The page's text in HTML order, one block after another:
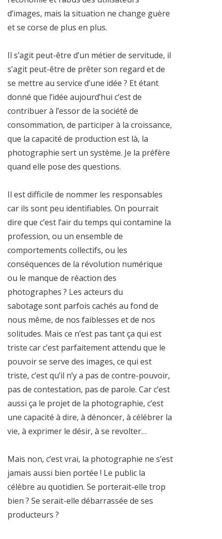
d’images, mais la situation ne change guère
et se corse de plus en plus.
Il s’agit peut-être d’un métier de servitude, il
s’agit peut-être de prêter son regard et de
se mettre au service d’une idée ? Et étant
donné que l’idée aujourd’hui c’est de
contribuer à l’essor de la société de
consommation, de participer à la croissance,
que la capacité de production est là, la
photographie sert un système. Je la préfère
quand elle pose des questions.
Il est difficile de nommer les responsables
car ils sont peu identifiables. On pourrait
dire que c’est l’air du temps qui contamine la
profession, ou un ensemble de
comportements collectifs, ou les
conséquences de la révolution numérique
ou le manque de réaction des
photographes ? Les acteurs du
sabotage sont parfois cachés au fond de
nous même, de nos faiblesses et de nos
solitudes. Mais ce n’est pas tant ça qui est
triste car c’est parfaitement attendu que le
pouvoir se serve des images, ce qui est
triste, c’est qu’il n’y a pas de contre-pouvoir,
pas de contestation, pas de parole. Car c’est
aussi ça le projet de la photographie, c’est
une capacité à dire, à dénoncer, à célébrer la
vie, à exprimer le désir, à se revolter…
Mais non, c’est vrai, la photographie ne s’est
jamais aussi bien portée ! Le public la
célèbre au quotidien. Se porterait-elle trop
bien ? Se serait-elle débarrassée de ses
producteurs ?